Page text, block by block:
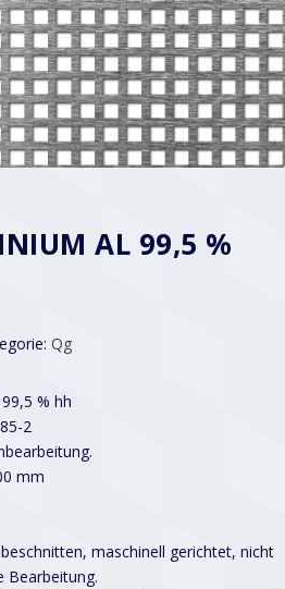
AL 99,5 %
Qg
% hh
2
mm
maschinell gerichtet, nicht